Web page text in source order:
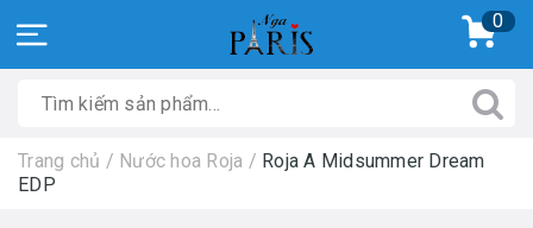
0
Trang chủ / Nước hoa Roja / Roja A Midsummer Dream
EDP